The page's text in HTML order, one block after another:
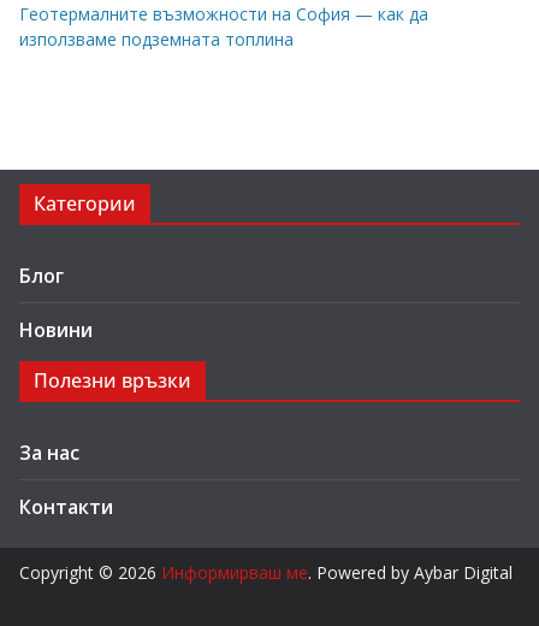
Геотермалните възможности на София — как да
използваме подземната топлина
Категории
Блог
Новини
Полезни връзки
За нас
Контакти
Copyright © 2026 Информирваш ме. Powered by Aybar Digital